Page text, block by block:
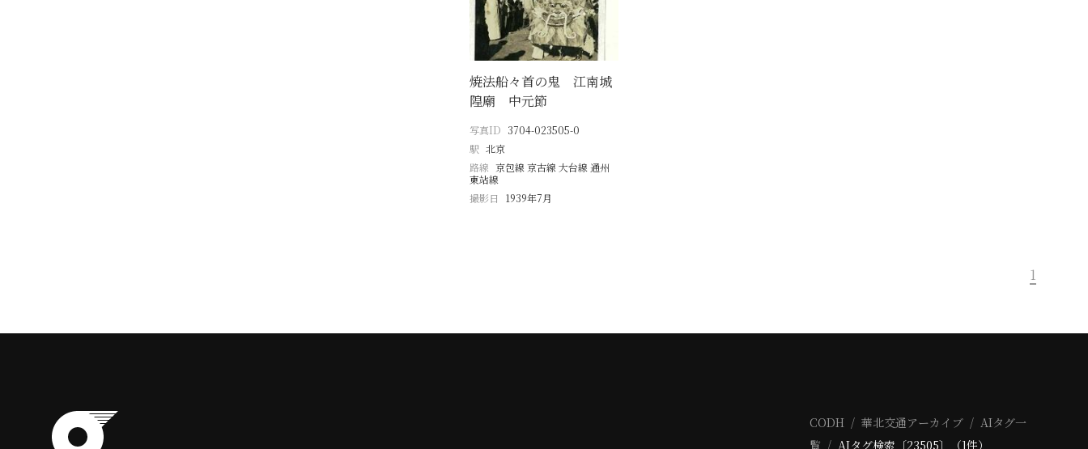
焼法船々首の鬼 江南城
隍廟 中元節
写真ID 3704-023505-0
駅 北京
路線 京包線 京古線 大台線 通州
東站線
撮影日
1939年7月
1
CODH 華北交通アーカイブ
AIタグ一
覧
AIタグ検索〔23505〕（1件）